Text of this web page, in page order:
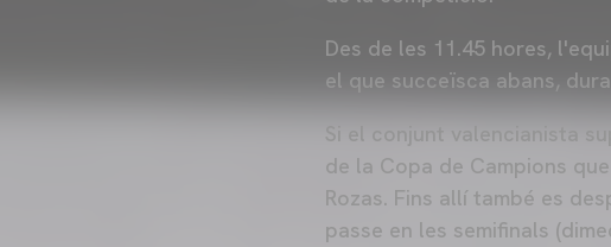
Des de les 11.45 hores,
el que succeïsca abans,
Si el conjunt valencianista
de la Copa de Campions
Rozas. Fins allí també es
passe en les semifinals